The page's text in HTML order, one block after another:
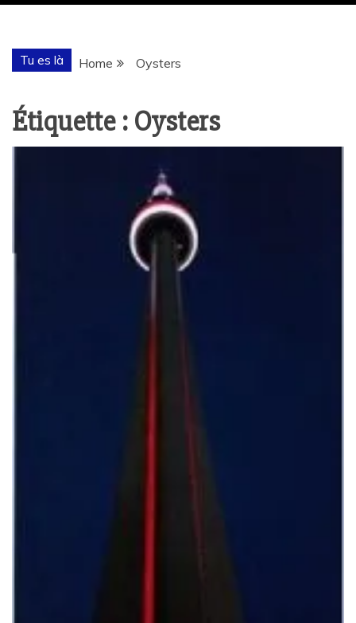
Tu es là Home Oysters
Étiquette : Oysters